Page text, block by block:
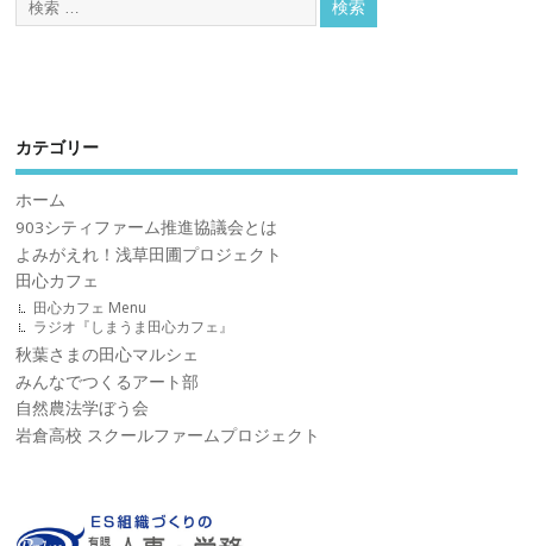
カテゴリー
ホーム
903シティファーム推進協議会とは
よみがえれ！浅草田圃プロジェクト
田心カフェ
田心カフェ Menu
ラジオ『しまうま田心カフェ』
秋葉さまの田心マルシェ
みんなでつくるアート部
自然農法学ぼう会
岩倉高校 スクールファームプロジェクト